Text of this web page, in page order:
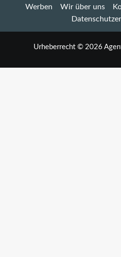
Werben Wir über uns
Urheberrecht © 2026